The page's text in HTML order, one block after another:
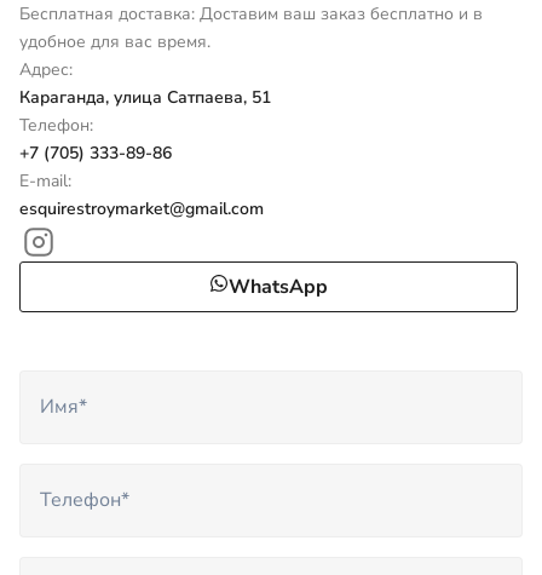
Бесплатная доставка: Доставим ваш заказ бесплатно и в
удобное для вас время.
Адрес:
Караганда, улица Сатпаева, 51
Телефон:
+7 (705) 333-89-86
E-mail:
esquirestroymarket@gmail.com
WhatsApp